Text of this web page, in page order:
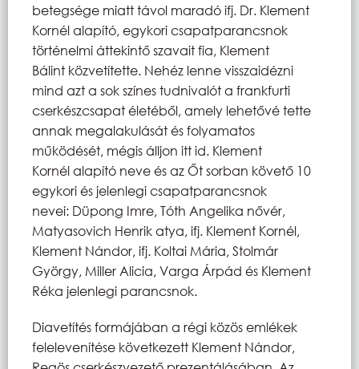
betegsége miatt távol maradó ifj. Dr. Klement
Kornél alapító, egykori csapatparancsnok
történelmi áttekintő szavait fia, Klement
Bálint közvetítette. Nehéz lenne visszaidézni
mind azt a sok színes tudnivalót a frankfurti
cserkészcsapat életéből, amely lehetővé tette
annak megalakulását és folyamatos
működését, mégis álljon itt id. Klement
Kornél alapító neve és az Őt sorban követő 10
egykori és jelenlegi csapatparancsnok
nevei: Düpong Imre, Tóth Angelika nővér,
Matyasovich Henrik atya, ifj. Klement Kornél,
Klement Nándor, ifj. Koltai Mária, Stolmár
György, Miller Alicia, Varga Árpád és Klement
Réka jelenlegi parancsnok.
Diavetítés formájában a régi közös emlékek
felelevenítése következett Klement Nándor,